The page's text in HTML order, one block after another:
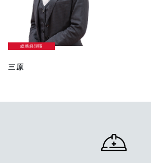
総務経理職
三原